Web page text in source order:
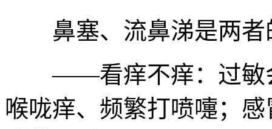
鼻塞、流鼻涕是两者
——看痒不痒：过敏会
喉咙痒、频繁打喷嚏；